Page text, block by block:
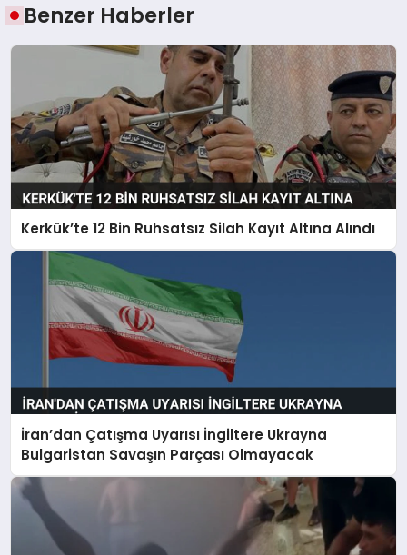
Benzer Haberler
Kerkük’te 12 Bin Ruhsatsız Silah Kayıt Altına Alındı
İran’dan Çatışma Uyarısı İngiltere Ukrayna
Bulgaristan Savaşın Parçası Olmayacak